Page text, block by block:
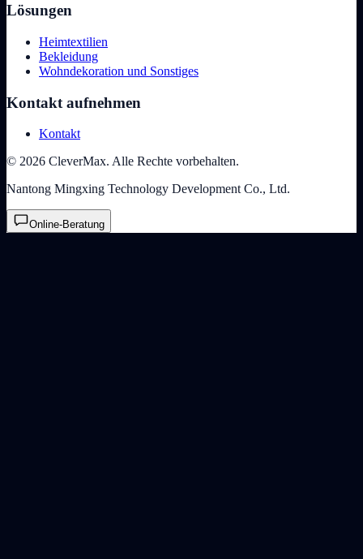
Lösungen
Heimtextilien
Bekleidung
Wohndekoration und Sonstiges
Kontakt aufnehmen
Kontakt
© 2026 CleverMax. Alle Rechte vorbehalten.
Nantong Mingxing Technology Development Co., Ltd.
Online-Beratung